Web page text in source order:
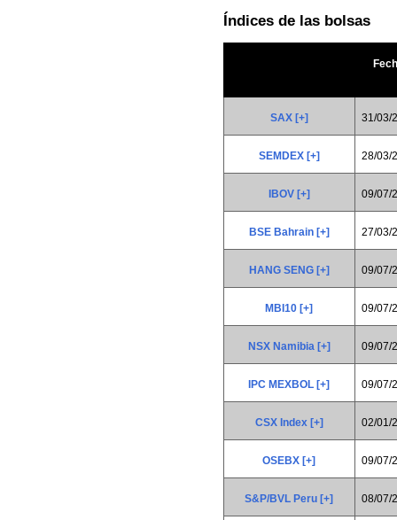
Índices de las bolsas
SAX [+] 31/03/
SEMDEX [+] 28/03/
IBOV [+] 09/07/
BSE Bahrain [+] 27/03/
HANG SENG [+] 09/07/
MBI10 [+] 09/07/
NSX Namibia [+] 09/07/
IPC MEXBOL [+] 09/07/
CSX Index [+] 02/01/
OSEBX [+] 09/07/
S&P/BVL Peru [+] 08/07/